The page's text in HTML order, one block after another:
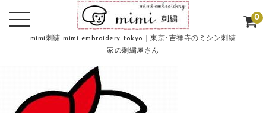
mimi刺繍 mimi embroidery tokyo｜東京･吉祥寺のミシン刺繍
家の刺繍屋さん
0